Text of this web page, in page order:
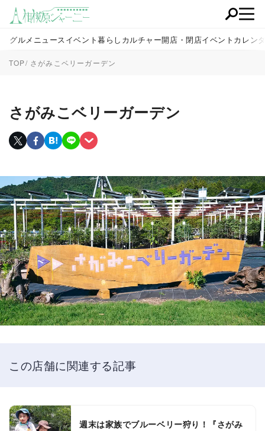
グルメ ニュース イベント暮らし カルチャー開店・閉店イベントカレン
TOP さがみこベリーガーデン
さがみこベリーガーデン
この店舗に関連する記事
週末は家族でブルーベリー狩り！『さがみ